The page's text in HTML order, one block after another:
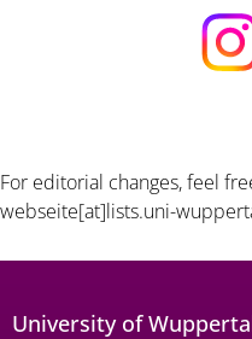
For editorial changes, feel
webseite[at]lists.uni-
University of